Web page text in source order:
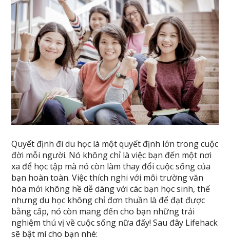
Quyết định đi du học là một quyết định lớn trong cuộc
đời mỗi người. Nó không chỉ là việc bạn đến một nơi
xa để học tập mà nó còn làm thay đổi cuộc sống của
bạn hoàn toàn. Việc thích nghi với môi trường văn
hóa mới không hề dễ dàng với các bạn học sinh, thế
nhưng du học không chỉ đơn thuần là để đạt được
bằng cấp, nó còn mang đến cho bạn những trải
nghiệm thú vị về cuộc sống nữa đấy! Sau đây Lifehack
sẽ bật mí cho bạn nhé: